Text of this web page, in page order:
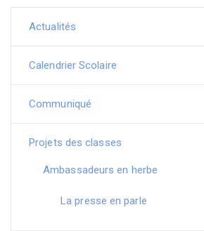
Actualités
Calendrier Scolaire
Communiqué
Projets des classes
Ambassadeurs en herbe
La presse en parle